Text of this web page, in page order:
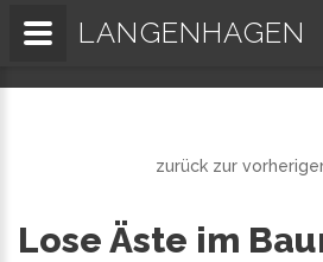
zurück zur
Lose Äste im
LANGENHAGEN